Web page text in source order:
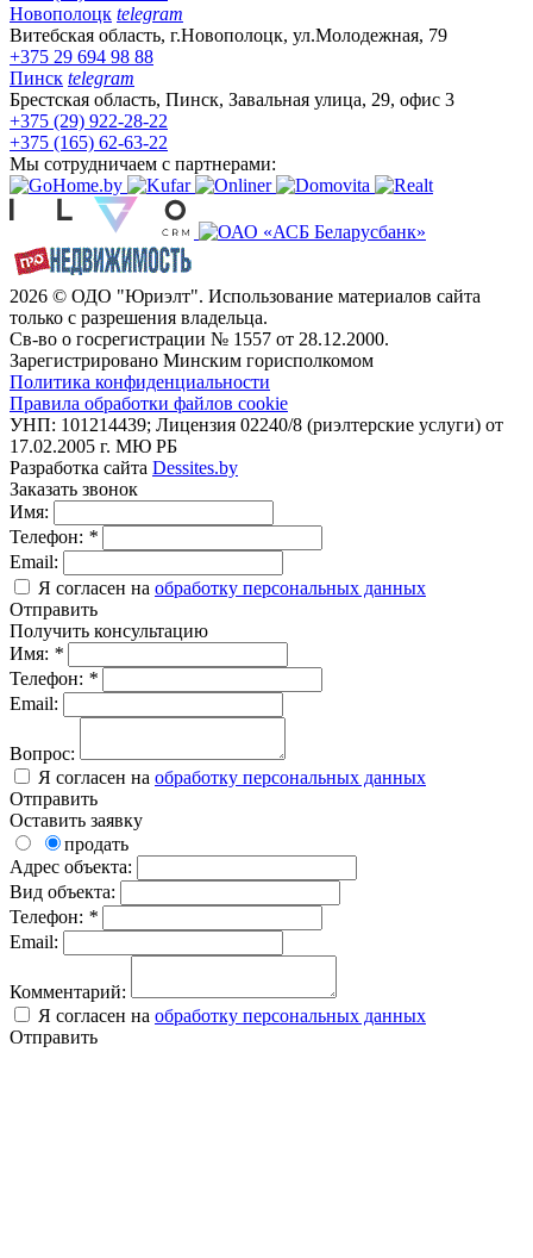
Новополоцк telegram
Витебская область, г.Новополоцк, ул.Молодежная, 79
+375 29 694 98 88
Пинск telegram
Брестская область, Пинск, Завальная улица, 29, офис 3
+375 (29) 922-28-22
+375 (165) 62-63-22
Мы сотрудничаем с партнерами:
2026 © ОДО "Юриэлт". Использование материалов сайта
только с разрешения владельца.
Св-во о госрегистрации № 1557 от 28.12.2000.
Зарегистрировано Минским горисполкомом
Политика конфиденциальности
Правила обработки файлов cookie
УНП: 101214439; Лицензия 02240/8 (риэлтерские услуги) от
17.02.2005 г. МЮ РБ
Разработка сайта Dessites.by
Заказать звонок
Имя:
Телефон: *
Email:
Я согласен на обработку персональных данных
Отправить
Получить консультацию
Имя: *
Телефон: *
Email:
Вопрос:
Я согласен на обработку персональных данных
Отправить
Оставить заявку
продать
Адрес объекта:
Вид объекта:
Телефон: *
Email:
Комментарий:
Я согласен на обработку персональных данных
Отправить